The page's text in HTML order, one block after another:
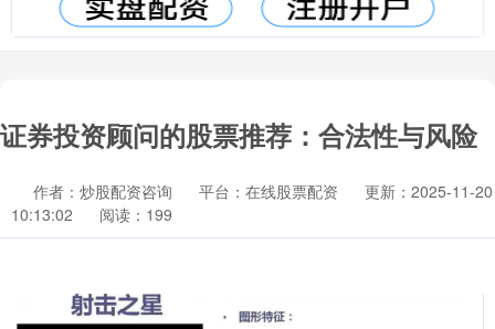
证券投资顾问的股票推荐：合法性与风险
作者：炒股配资咨询 平台：在线股票配资
更新：2025-11-20
10:13:02
阅读：199